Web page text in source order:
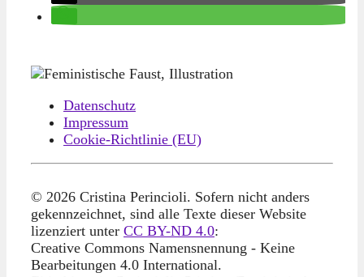
Datenschutz
Impressum
Cookie-Richtlinie (EU)
© 2026 Cristina Perincioli. Sofern nicht anders
gekennzeichnet, sind alle Texte dieser Website
lizenziert unter CC BY-ND 4.0:
Creative Commons Namensnennung - Keine
Bearbeitungen 4.0 International.